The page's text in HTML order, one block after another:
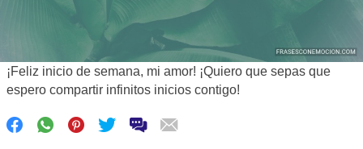
¡Feliz inicio de semana, mi amor! ¡Quiero que sepas que
espero compartir infinitos inicios contigo!